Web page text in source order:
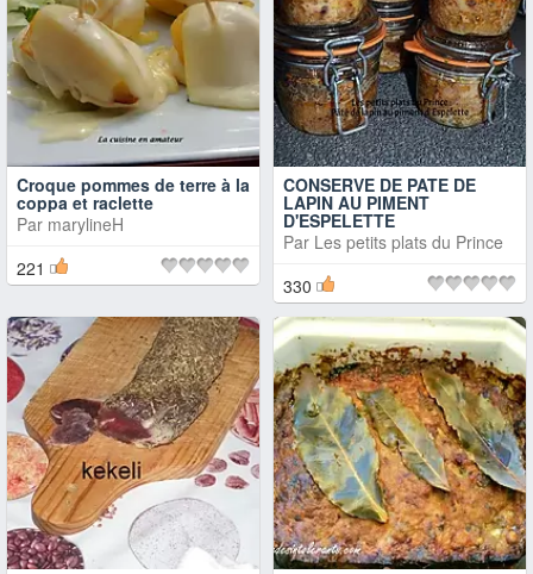
Croque pommes de terre à la
coppa et raclette
Par marylineH
221
CONSERVE DE PATE DE
LAPIN AU PIMENT
D'ESPELETTE
Par Les petits plats du Prince
330